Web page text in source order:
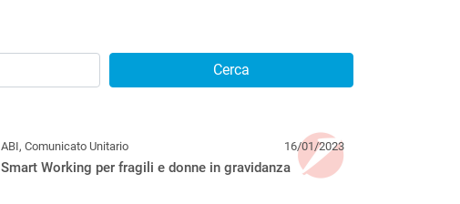
Cerca
ABI, Comunicato Unitario 16/01/2023
Smart Working per fragili e donne in gravidanza